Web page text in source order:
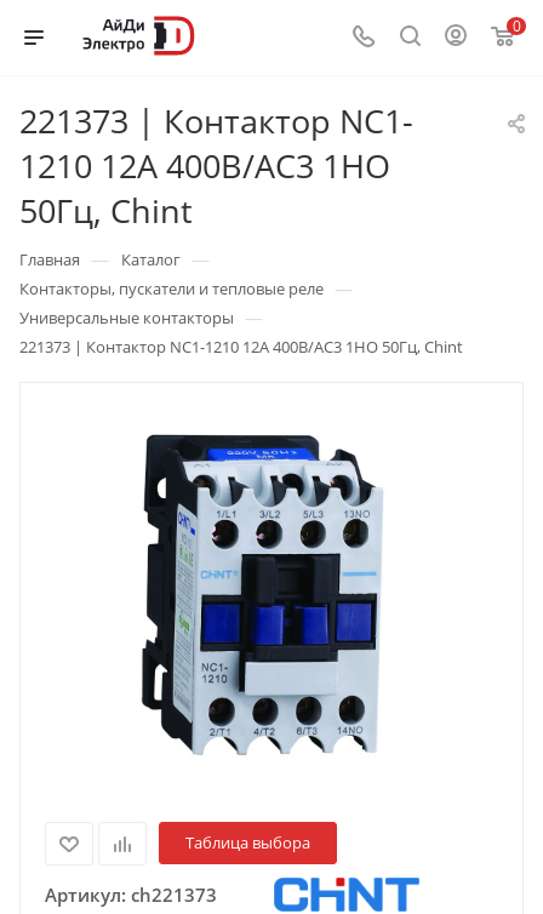
0
221373 | Контактор NC1-
1210 12А 400В/АС3 1НО
50Гц, Chint
Главная — Каталог —
Контакторы, пускатели и тепловые реле —
Универсальные контакторы —
221373 | Контактор NC1-1210 12А 400В/АС3 1НО 50Гц, Chint
Таблица выбора
Артикул: ch221373